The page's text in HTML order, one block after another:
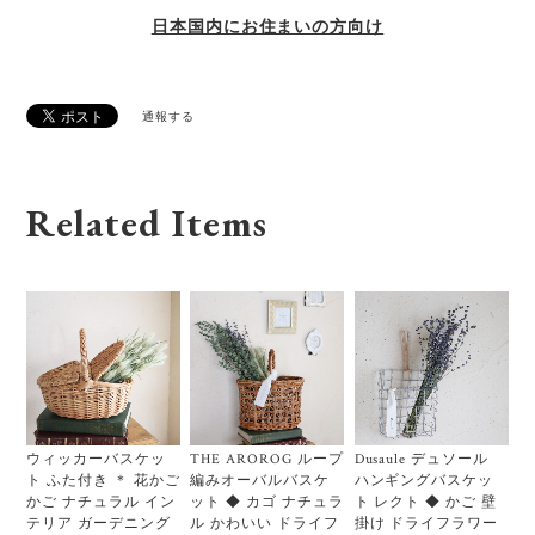
日本国内にお住まいの方向け
通報する
Related Items
ウィッカーバスケッ
ト ふた付き ＊ 花かご
かご ナチュラル イン
テリア ガーデニング
THE AROROG ループ
編みオーバルバスケ
ット ◆ カゴ ナチュラ
ル かわいい ドライフ
Dusaule デュソール
ハンギングバスケッ
ト レクト ◆ かご 壁
掛け ドライフラワー